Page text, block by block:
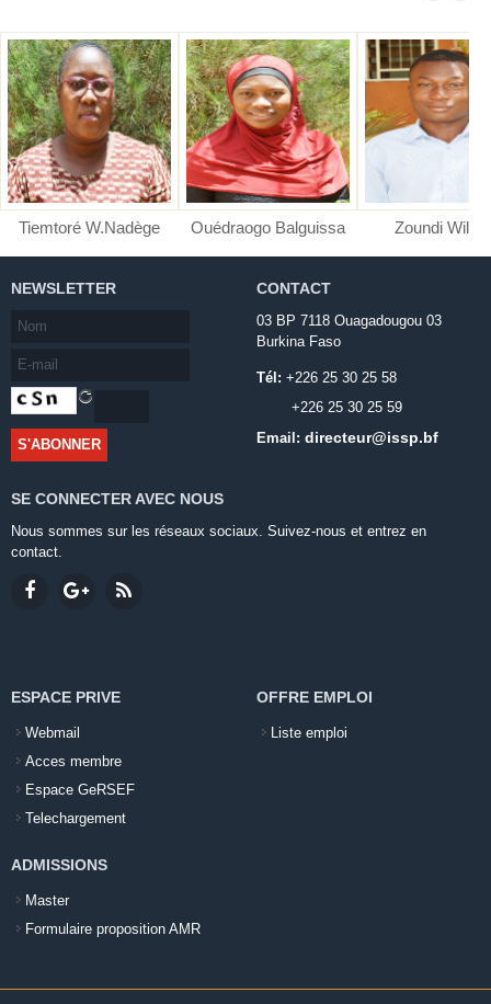
Tiemtoré W.Nadège Ouédraogo Balguissa Zoundi
NEWSLETTER CONTACT
03 BP 7118 Ouagadougou 03
Burkina Faso
Tél: +226 25 30 25 58
+226 25 30 25 59
Email: directeur@issp.bf
SE CONNECTER AVEC NOUS
Nous sommes sur les réseaux sociaux. Suivez-nous et entrez en
contact.
ESPACE PRIVE
Webmail
Acces membre
Espace GeRSEF
Telechargement
OFFRE EMPLOI
Liste emploi
ADMISSIONS
Master
Formulaire proposition AMR